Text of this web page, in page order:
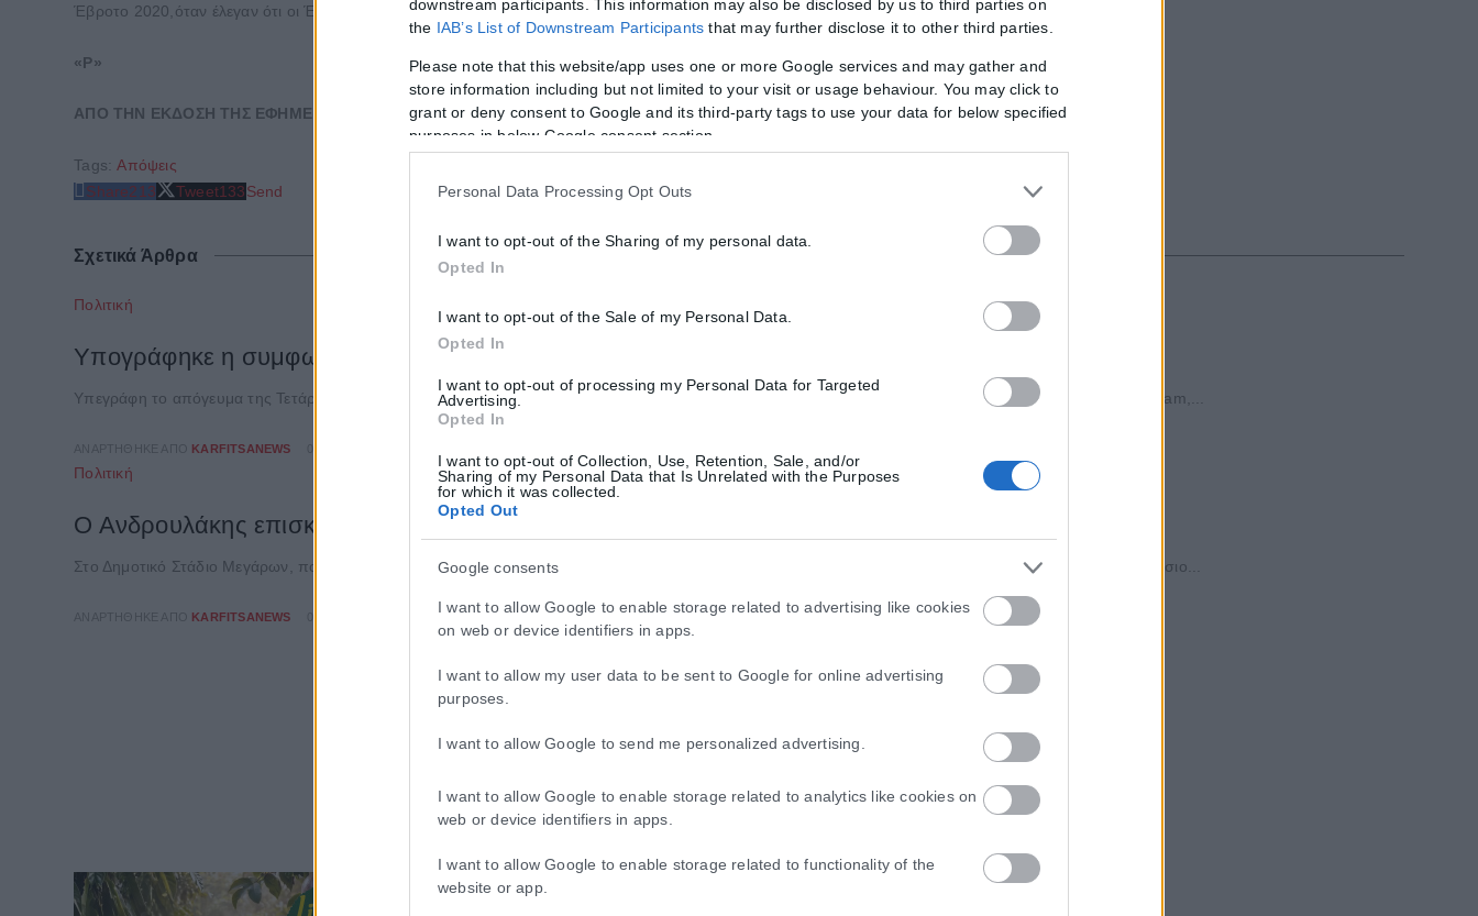
downstream participants. This information may also be disclosed by us to third parties on
the IAB’s List of Downstream Participants that may further disclose it to other third parties.
Please note that this website/app uses one or more Google services and may gather and
store information including but not limited to your visit or usage behaviour. You may click to
grant or deny consent to Google and its third-party tags to use your data for below specified
purposes in below Google consent section.
Personal Data Processing Opt Outs
I want to opt-out of the Sharing of my personal data.
Opted In
I want to opt-out of the Sale of my Personal Data.
Opted In
I want to opt-out of processing my Personal Data for Targeted
Advertising.
Opted In
I want to opt-out of Collection, Use, Retention, Sale, and/or
Sharing of my Personal Data that Is Unrelated with the Purposes
for which it was collected.
Opted Out
Google consents
I want to allow Google to enable storage related to advertising like cookies
on web or device identifiers in apps.
I want to allow my user data to be sent to Google for online advertising
purposes.
I want to allow Google to send me personalized advertising.
I want to allow Google to enable storage related to analytics like cookies on
web or device identifiers in apps.
I want to allow Google to enable storage related to functionality of the
website or app.
Έβροτο 2020,όταν έλεγαν ότι οι Έλληνες αστυνομικοί σκοτώνουν μετανάστες στα σύνορα και αφήνουν παιδάκια να πνίγονται στο Αιγαίο.
«P»
ΑΠΟ ΤΗΝ ΕΚΔΟΣΗ ΤΗΣ ΕΦΗΜΕΡΙΔΑΣ POLITICAL
Tags: Απόψεις
Share213 Tweet133Send
Σχετικά Άρθρα
Πολιτική
Υπογράφηκε η συμφωνία για την ηλεκτρική διασύνδεση Ελλάδας-Κύπρου με τη Meridiam
Yπεγράφη το απόγευμα της Τετάρτης (5/8) η ανάληψη του έργου της ηλεκτρικής διασύνδεσης Ελλάδας-Κύπρου από τον γαλλικό επενδυτικό όμιλο Μeridiam,...
ΑΝΑΡΤΉΘΗΚΕ ΑΠΌ KARFITSANEWS
Πολιτική
Ο Ανδρουλάκης επισκέφθηκε τον σταθμό φιλοξενίας πυρόπληκτων ζώων στα Μέγαρα
Στο Δημοτικό Στάδιο Μεγάρων, που φιλοξενεί έκτακτο σταθμό υποδοχής και φροντίδας πυρόπληκτων ζώων, έκανε στάση ο Νίκος Ανδρουλάκης, στο πλαίσιο...
ΑΝΑΡΤΉΘΗΚΕ ΑΠΌ KARFITSANEWS